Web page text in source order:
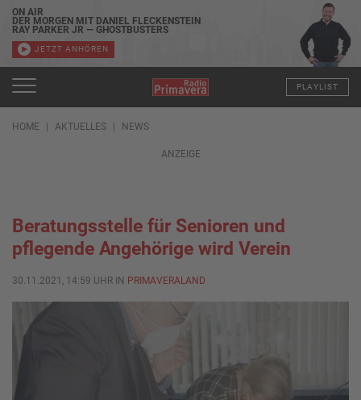
ON AIR
DER MORGEN MIT DANIEL FLECKENSTEIN
RAY PARKER JR — GHOSTBUSTERS
JETZT ANHÖREN
PLAYLIST
HOME AKTUELLES NEWS
ANZEIGE
Beratungsstelle für Senioren und
pflegende Angehörige wird Verein
30.11.2021, 14:59 UHR IN PRIMAVERALAND